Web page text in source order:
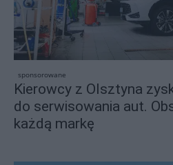
sponsorowane
Kierowcy z Olsztyna
do serwisowania aut.
każdą markę